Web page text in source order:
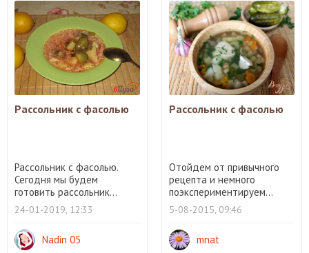
Рассольник с фасолью
Рассольник с фасолью.
Сегодня мы будем
готовить рассольник...
24-01-2019, 12:33
Nadin 05
Рассольник с фасолью
Отойдем от привычного
рецепта и немного
поэкспериментируем...
5-08-2015, 09:46
mnat